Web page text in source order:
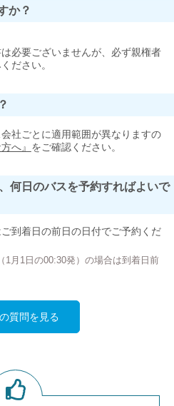
か？
必要ございませんが、必ず親権者
ださい。
社ごとに適用範囲が異なりますの
へ』 をご確認ください。
何日のバスを予約すればよいで
到着日の前日の日付でご予約くだ
1月1日の00:30発）の場合は到着日前
質問を見る